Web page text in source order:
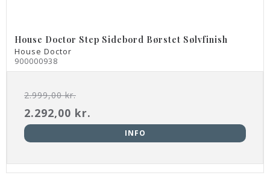
House Doctor Step Sidebord Børstet Sølvfinish
House Doctor
900000938
2.999,00 kr.
2.292,00 kr.
INFO